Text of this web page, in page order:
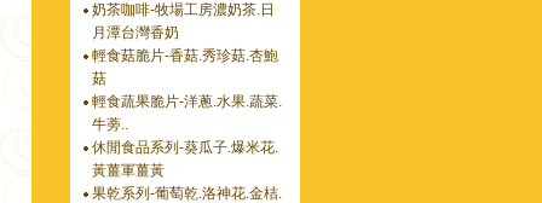
奶茶咖啡-牧場工房濃奶茶.日
月潭台灣香奶
輕食菇脆片-香菇.秀珍菇.杏鮑
菇
輕食蔬果脆片-洋蔥.水果.蔬菜.
牛蒡..
休閒食品系列-葵瓜子.爆米花.
黃薑軍薑黃
果乾系列-葡萄乾.洛神花.金桔.